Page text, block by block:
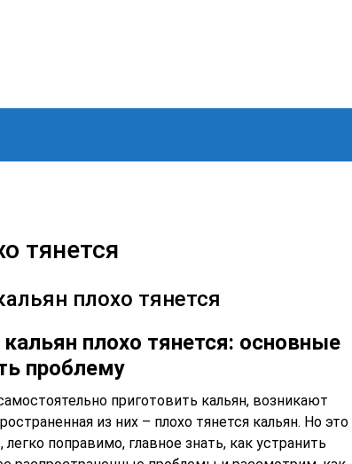
тянется
плохо тянется
плохо тянется: основные
проблему
приготовить кальян, возникают
из них – плохо тянется кальян. Но это
поправимо, главное знать, как устранить